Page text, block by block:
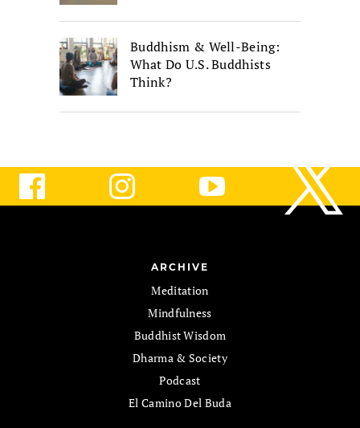
Buddhism & Well-Being:
What Do U.S. Buddhists
Think?
ARCHIVE
Meditation
Mindfulness
Buddhist Wisdom
Dharma & Society
Podcast
El Camino Del Buda